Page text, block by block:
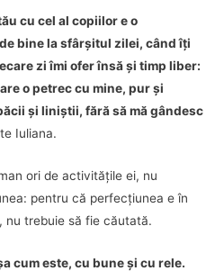
cu cel al copiilor e o
bine la sfârşitul zilei, când îţi
zi îmi ofer însă şi timp liber:
o petrec cu mine, pur şi
şi liniştii, fără să mă gândesc
Iuliana.
ori de activităţile ei, nu
pentru că perfecţiunea e în
nu trebuie să fie căutată.
cum este, cu bune şi cu rele.